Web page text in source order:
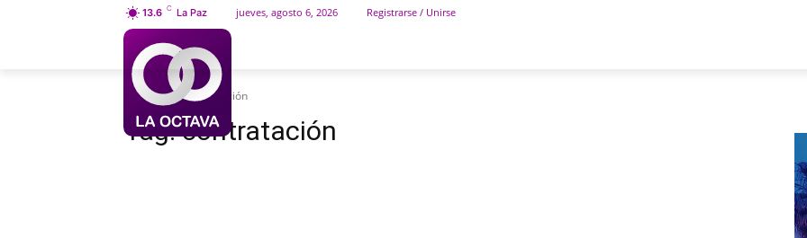
13.6 C La Paz jueves, agosto 6, 2026 Registrarse / Unirse
Etiquetas Contratación
Tag:contratación